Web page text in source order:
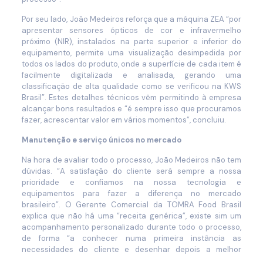
Por seu lado, João Medeiros reforça que a máquina ZEA “por
apresentar sensores ópticos de cor e infravermelho
próximo (NIR), instalados na parte superior e inferior do
equipamento, permite uma visualização desimpedida por
todos os lados do produto, onde a superfície de cada item é
facilmente digitalizada e analisada, gerando uma
classificação de alta qualidade como se verificou na KWS
Brasil”. Estes detalhes técnicos vêm permitindo à empresa
alcançar bons resultados e “é sempre isso que procuramos
fazer, acrescentar valor em vários momentos”, concluiu.
Manutenção e serviço únicos no mercado
Na hora de avaliar todo o processo, João Medeiros não tem
dúvidas. “A satisfação do cliente será sempre a nossa
prioridade e confiamos na nossa tecnologia e
equipamentos para fazer a diferença no mercado
brasileiro”. O Gerente Comercial da TOMRA Food Brasil
explica que não há uma “receita genérica”, existe sim um
acompanhamento personalizado durante todo o processo,
de forma “a conhecer numa primeira instância as
necessidades do cliente e desenhar depois a melhor